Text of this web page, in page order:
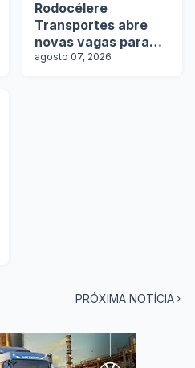
Rodocélere
Transportes abre
novas vagas para
motoristas
agosto 07, 2026
PRÓXIMA NOTÍCIA